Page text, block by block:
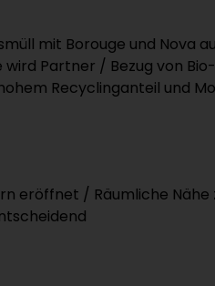
mit Borouge und Nova
wird Partner / Bezug von
Recyclinganteil und
eröffnet / Räumliche Nähe